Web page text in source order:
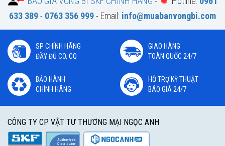
633 389- 0763 356 999- Email: info@muabanvongbi.com
SP CHÍNH HÃNG
ĐẦY ĐỦ CO, CQ
GIAO HÀNG
TOÀN QUỐC 24/7
BẢO HÀNH
CHÍNH HÃNG
HỖ TRỢ KỸ THUẬT
BÁO GIÁ 24/7
CÔNG TY CP VẬT TƯ THƯƠNG MẠI NGỌC ANH